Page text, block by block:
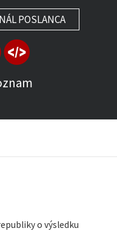
POSLANCA
o výsledku